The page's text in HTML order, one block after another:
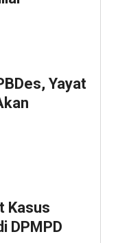
Yayat
Kasus
DPMPD